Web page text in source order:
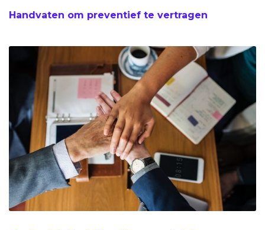
Handvaten om preventief te vertragen